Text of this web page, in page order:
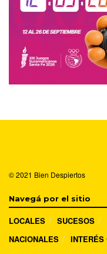
© 2021 Bien Despiertos
Navegá por el sitio
LOCALES SUCESOS
NACIONALES
INTERÉS